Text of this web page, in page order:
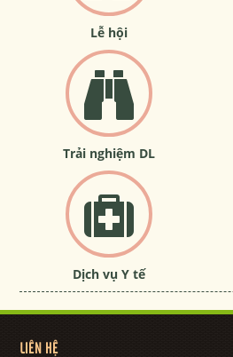
Lễ hội
Trải nghiệm DL
Dịch vụ Y tế
LIÊN HỆ